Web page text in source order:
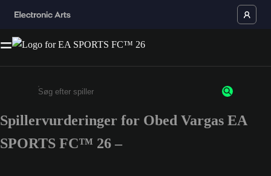
Enter a minimum of 3 characters or numbers
Spillervurderinger for Obed Vargas EA
SPORTS FC™ 26 –